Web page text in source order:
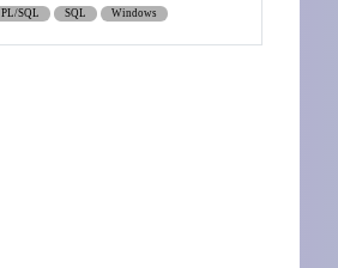
PL/SQL SQL
Windows